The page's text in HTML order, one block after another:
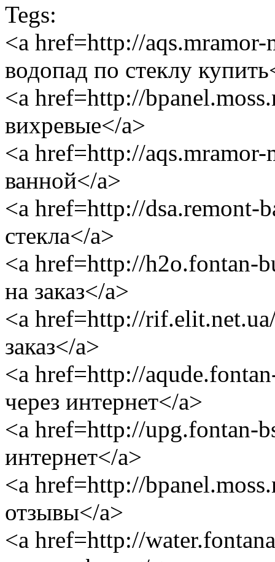
Tegs:
<a href=http://
водопад по стеклу
<a href=http://
вихревые</a>
<a href=http://aqs.mramor-
ванной</a>
<a href=http://dsa.remont-
стекла</a>
<a href=http://h2o.fontan-
на заказ</a>
<a href=http://
заказ</a>
<a href=http://
через интернет</a>
<a href=http://upg.fontan-
интернет</a>
<a href=http://
отзывы</a>
<a href=http://